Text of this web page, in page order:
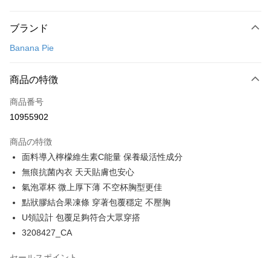
クレジットカード1回払い
LINE Pay
Apple Pay
Google Pay
PXPay Plus
Plus Pay
AFTEE代金後払い
説明
1.お支払い方法でAFTEE代金後払いを選択すると、携帯電話認証ウィンド
ブランド
Banana Pie
商品の特徴
商品番号
10955902
商品の特徴
面料導入檸檬維生素C能量 保養級活性成分
無痕抗菌內衣 天天貼膚也安心
氣泡罩杯 微上厚下薄 不空杯胸型更佳
點狀膠結合果凍條 穿著包覆穩定 不壓胸
U領設計 包覆足夠符合大眾穿搭
3208427_CA